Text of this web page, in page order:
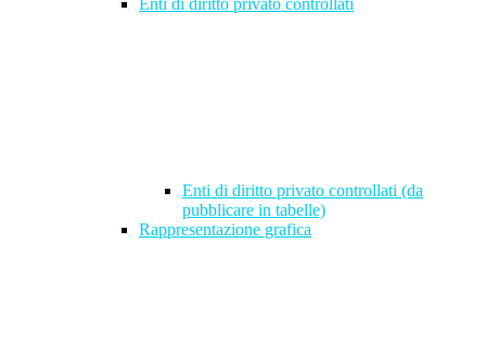
Enti di diritto privato controllati
Enti di diritto privato controllati (da
pubblicare in tabelle)
Rappresentazione grafica